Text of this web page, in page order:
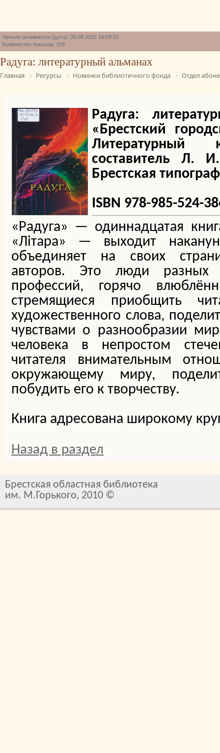
Начало активности (дата): 20.08.2025 16:09:31
Количество показов: 109
Радуга: литературный альманах
Главная Ресурсы Новинки библиотечного фонда Отдел
Радуга:
«Брестский
составитель Л.
Брестская
ISBN 978-985-524-
«Радуга» — одиннадцатая
«Літара» — выходит
объединяет на своих
авторов. Это люди разных
профессий, горячо
стремящиеся приобщить
художественного слова,
чувствами о разнообразии
человека в непростом
читателя внимательным
окружающему миру,
побудить его к творчеству.
Книга адресована широкому
Назад в раздел
Брестская областная библиотека
им. М.Горького, 2010 ©